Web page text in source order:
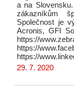
a na
zákazníkům
Společnost je
Acronis, GFI
https://
https://
https://
29. 7. 2020